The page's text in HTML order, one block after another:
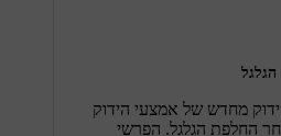
מחדש של אמצעי הידוק
החלפת הגלגל. הפרשי